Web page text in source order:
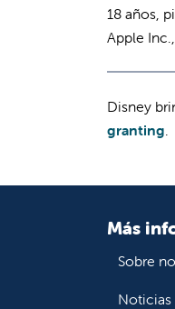
18 años,
Apple
Disney
granting
Más
Sobre